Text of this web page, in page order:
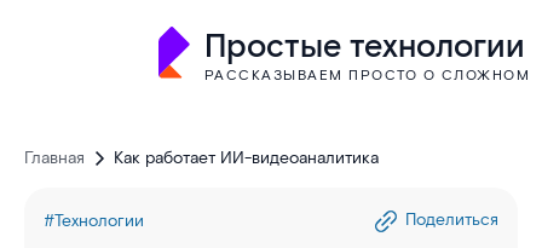
Простые технологии
РАССКАЗЫВАЕМ ПРОСТО О СЛОЖНОМ
Главная Как работает ИИ-видеоаналитика
#Технологии Поделиться